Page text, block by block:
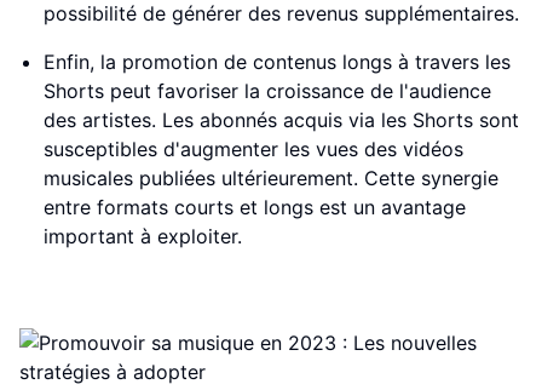
possibilité de générer des revenus supplémentaires.
Enfin, la promotion de contenus longs à travers les
Shorts peut favoriser la croissance de l'audience
des artistes. Les abonnés acquis via les Shorts sont
susceptibles d'augmenter les vues des vidéos
musicales publiées ultérieurement. Cette synergie
entre formats courts et longs est un avantage
important à exploiter.